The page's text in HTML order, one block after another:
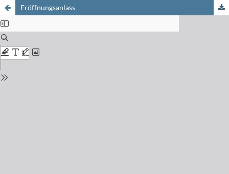
Eröffnungsanlass